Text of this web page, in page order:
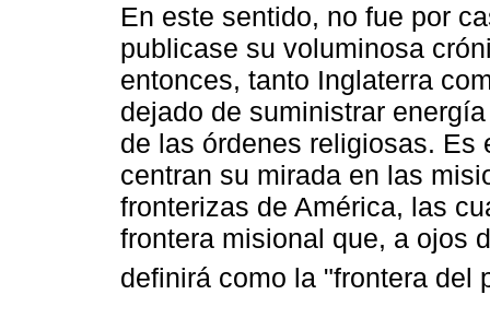
En este sentido, no fue por
publicase su voluminosa
entonces, tanto Inglaterra
dejado de suministrar
de las órdenes religiosas.
centran su mirada en las
fronterizas de América, las
frontera misional que, a ojos
definirá como la "frontera del